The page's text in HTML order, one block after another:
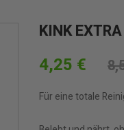
KINK
4,25 €
Für eine totale